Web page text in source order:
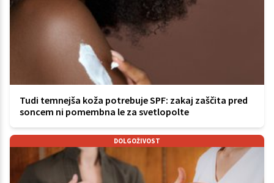
Tudi temnejša koža potrebuje SPF: zakaj zaščita pred
soncem ni pomembna le za svetlopolte
DOLGOŽIVOST